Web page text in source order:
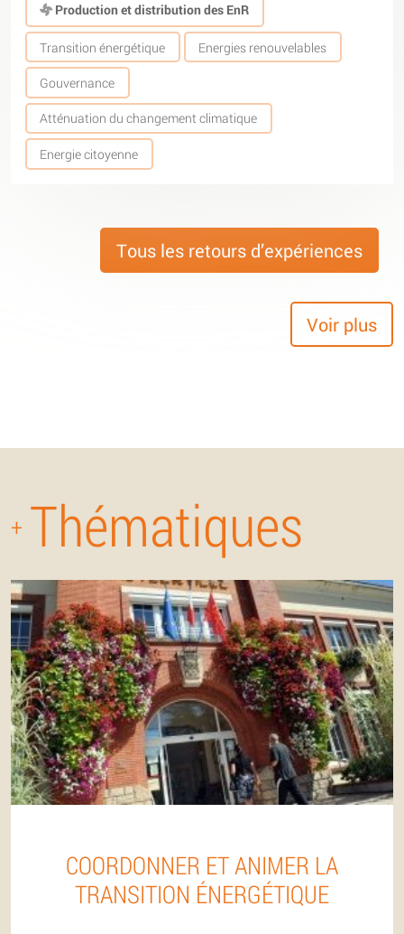
Production et distribution des EnR
Transition énergétique Energies renouvelables
Gouvernance
Atténuation du changement climatique
Energie citoyenne
Tous les retours d’expériences
Voir plus
+ Thématiques
COORDONNER ET ANIMER LA
TRANSITION ÉNERGÉTIQUE